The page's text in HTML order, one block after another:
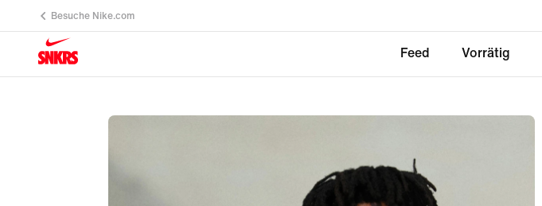
Besuche Nike.com
Feed Vorrätig